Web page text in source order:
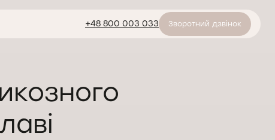
+48 800 003 033 Зворотний дзвінок